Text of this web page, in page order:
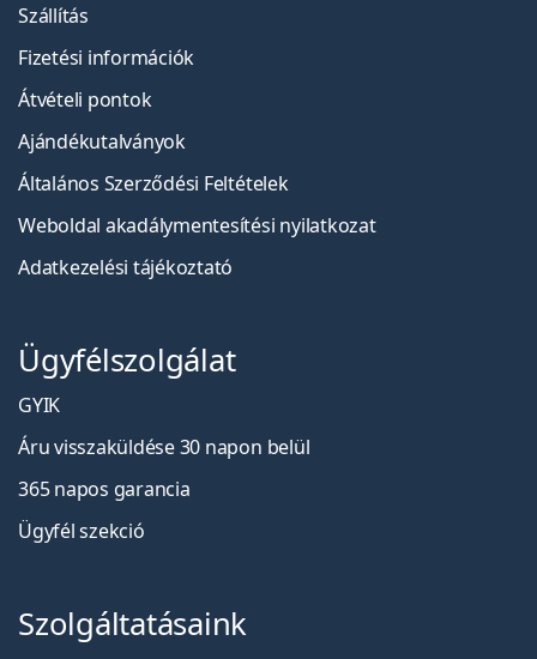
Szállítás
Fizetési információk
Átvételi pontok
Ajándékutalványok
Általános Szerződési Feltételek
Weboldal akadálymentesítési nyilatkozat
Adatkezelési tájékoztató
Ügyfélszolgálat
GYIK
Áru visszaküldése 30 napon belül
365 napos garancia
Ügyfél szekció
Szolgáltatásaink